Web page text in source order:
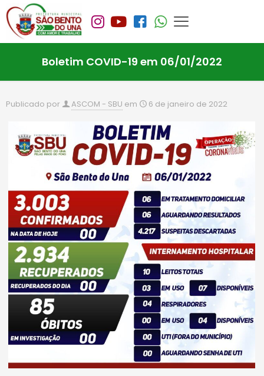
Boletim COVID-19 em 06/01/2022
Publicado por ASCOM - SBU em 6 de janeiro de 2022